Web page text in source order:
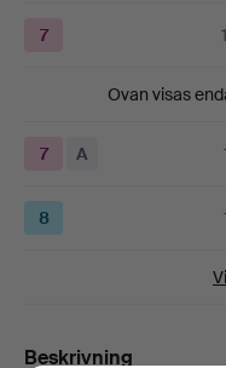
7
Ovan visas
7 A
8
Beskrivning